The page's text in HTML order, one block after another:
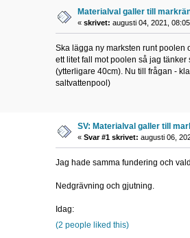
Materialval galler till
« skrivet: augusti 04, 2021,
Ska lägga ny marksten runt poolen
ett litet fall mot poolen så jag
(ytterligare 40cm). Nu till frågan -
saltvattenpool)
SV: Materialval galler till
« Svar #1 skrivet: augusti 06,
Jag hade samma fundering och
Nedgrävning och gjutning.
Idag:
(2 people liked this)